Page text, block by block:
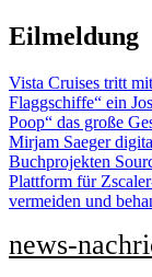
Zu
Inhalten
Eilmeldung
Vista Cruises tritt
Flaggschiffe“ ein
Poop“ das große
Mirjam Saeger
Buchprojekten
Plattform für
vermeiden und
news-